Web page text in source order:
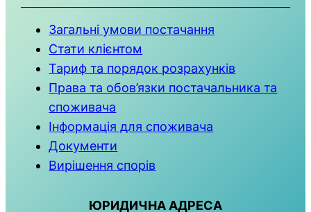
Загальні умови постачання
Стати клієнтом
Тариф та порядок розрахунків
Права та обов’язки постачальника та
споживача
Інформація для споживача
Документи
Вирішення спорів
ЮРИДИЧНА АДРЕСА